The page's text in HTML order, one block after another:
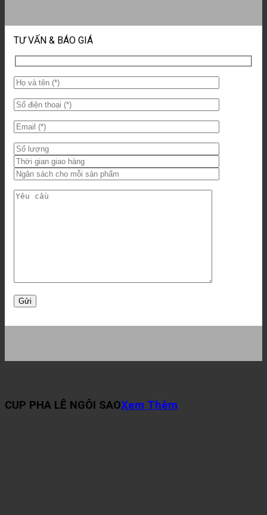
TƯ VẤN & BÁO GIÁ
CUP PHA LÊ NGÔI SAOXem Thêm